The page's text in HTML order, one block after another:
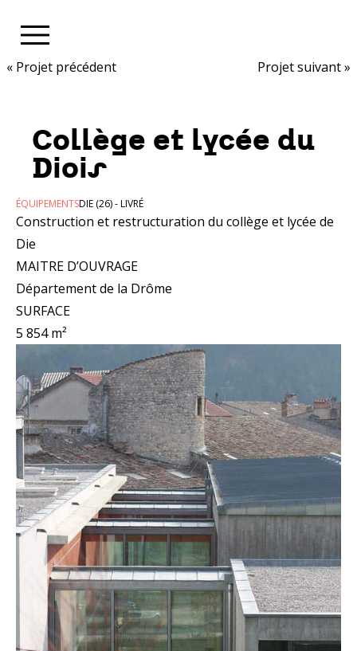
« Projet précédent Projet suivant»
Collège et lycée du
Diois
ÉQUIPEMENTSDIE (26) - LIVRÉ
Construction et restructuration du collège et lycée de
Die
MAITRE D’OUVRAGE
Département de la Drôme
SURFACE
5 854 m²